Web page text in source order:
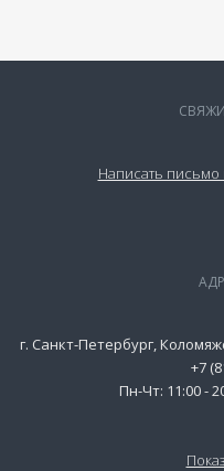
Написать письмо
г. Санкт-Петербург,
+7
Пн-Чт: 11:00 -